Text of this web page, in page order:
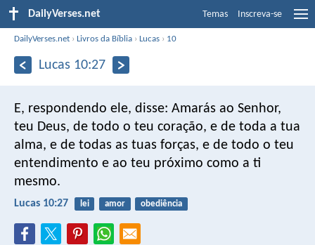
DailyVerses.net Temas Inscreva-se
DailyVerses.net ›Livros da Bíblia ›Lucas › 10
Lucas 10:27
E, respondendo ele, disse: Amarás ao Senhor,
teu Deus, de todo o teu coração, e de toda a tua
alma, e de todas as tuas forças, e de todo o teu
entendimento e ao teu próximo como a ti
mesmo.
Lucas 10:27 lei amor obediência